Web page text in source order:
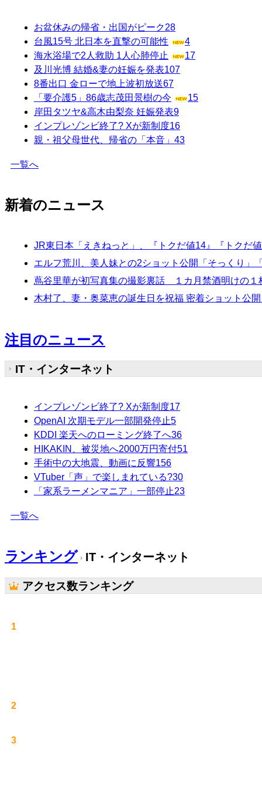
お盆休みの帰省・出国がピーク28
台風15号 北日本を直撃の可能性
4
海水浴場で2人救助 1人心肺停止
17
及川光博 結婚&妻の妊娠を発表107
8番出口 金ローで地上波初放送67
「要介護5」86歳志茂田景樹の今
15
岸田タツヤ&高木由梨奈 妊娠発表9
インプレゾンビ終了? Xが新制度16
親・祖父母世代、帰省の「本音」 43
一覧へ
新着のニュース
JR東日本「えきねっと」、『トクだ値14』『トクだ
エルフ荒川、美人妹との2ショット公開「そっくり」
蔦谷里華が初写真集の撮影裏話 １カ月禁酒明けの１
木村了、妻・奥菜恵の誕生日を祝福 密着ショット公
注目のニュース
IT・インターネット
インプレゾンビ終了? Xが新制度17
OpenAI 次期モデル一部開発停止5
KDDI 楽天へのローミング終了へ36
HIKAKIN、被災地へ2000万円寄付51
手術中の大地震、動画に反響156
VTuber「声」で楽しまれている?30
「家系ラーメンマニア」一部停止23
一覧へ
ランキング IT・インターネット
アクセス数ランキング
1
2
3